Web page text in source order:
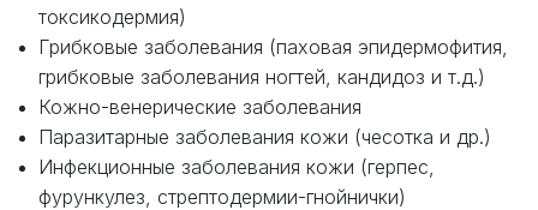
токсикодермия)
Грибковые заболевания (паховая эпидермофития,
грибковые заболевания ногтей, кандидоз и т.д.)
Кожно-венерические заболевания
Паразитарные заболевания кожи (чесотка и др.)
Инфекционные заболевания кожи (герпес,
фурункулез, стрептодермии-гнойнички)